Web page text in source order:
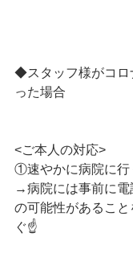
◆スタッフ様がコロ
った場合
<ご本人の対応>
①速やかに病院に行
→病院には事前に電
の可能性があるこ
ぐ☝️